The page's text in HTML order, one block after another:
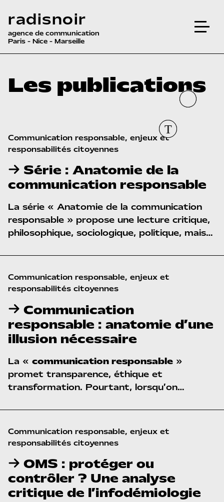
radisnoir
agence de communication
Paris - Nice - Marseille
Les publications
Communication responsable, enjeux et
responsabilités citoyennes
Série : Anatomie de la
communication responsable
La série « Anatomie de la communication
responsable » propose une lecture critique,
philosophique, sociologique, politique, mais
concept de communication — un concept
déjà stratégique depuis Sparte.
Communication responsable, enjeux et
responsabilités citoyennes
Communication
responsable : anatomie d’une
illusion nécessaire
La « communication responsable »
promet transparence, éthique et
transformation. Pourtant, lorsqu’on
sociologiques, économiques — elle apparaît
comme une illusion structurante. Cet article
explore les mécanismes qui transforment la
ignorance organisée. Une lecture critique
pour comprendre ce que la communication
cache lorsqu’elle prétend éclairer.
Communication responsable, enjeux et
responsabilités citoyennes
OMS : protéger ou
contrôler ? Une analyse
critique de l’infodémiologie